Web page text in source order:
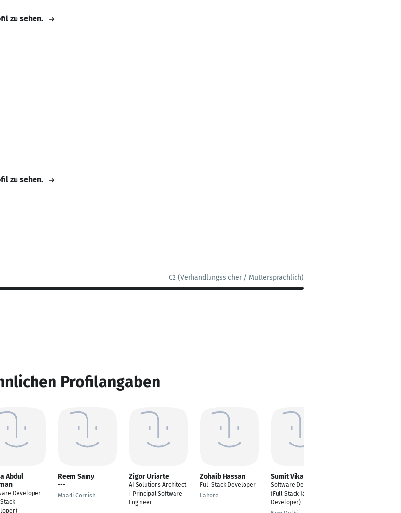
zu sehen.
zu sehen.
C2 (Verhandlungssicher / Muttersprachlich)
Profilangaben
Abdul
Developer
Reem Samy
---
Maadi Cornish
Zigor Uriarte
AI Solutions Architect
| Principal Software
Engineer
Zohaib Hassan
Full Stack Developer
Lahore
Sumit Vikal
Software Developer
(Full Stack Java
Developer)